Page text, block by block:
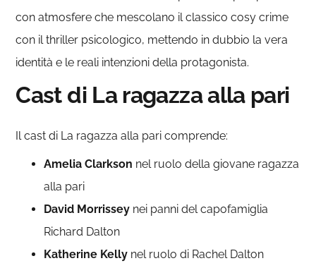
con atmosfere che mescolano il classico cosy crime
con il thriller psicologico, mettendo in dubbio la vera
identità e le reali intenzioni della protagonista.
Cast di La ragazza alla pari
Il cast di La ragazza alla pari comprende:
Amelia Clarkson nel ruolo della giovane ragazza
alla pari
David Morrissey nei panni del capofamiglia
Richard Dalton
Katherine Kelly nel ruolo di Rachel Dalton